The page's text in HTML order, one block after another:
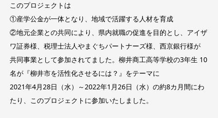
このプロジェクトは
①産学公金が一体となり、地域で活躍する人材を育成
②地元企業との共同により、県内就職の促進を目的とし、アイザ
ワ証券様、税理士法人やまぐちパートナーズ様、西京銀行様が
共同事業として参加されてました。柳井商工高等学校の3年生 10
名が『柳井市を活性化させるには？』をテーマに
2021年4月28日（水）～2022年1月26日（水）の約8カ月間にわ
たり、このプロジェクトに参加いたしました。